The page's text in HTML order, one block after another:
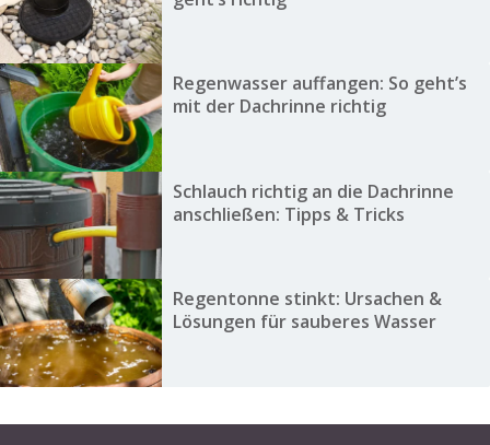
Regenwasser auffangen: So geht’s
mit der Dachrinne richtig
Schlauch richtig an die Dachrinne
anschließen: Tipps & Tricks
Regentonne stinkt: Ursachen &
Lösungen für sauberes Wasser